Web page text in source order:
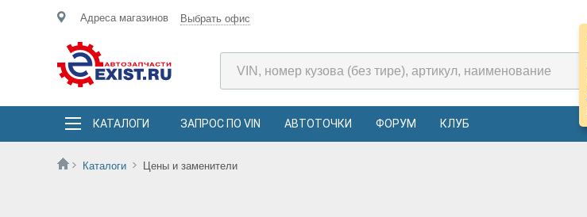
Адреса магазинов Выбрать офис
КАТАЛОГИ ЗАПРОС ПО VIN АВТОТОЧКИ ФОРУМ КЛУБ
Каталоги Цены и заменители